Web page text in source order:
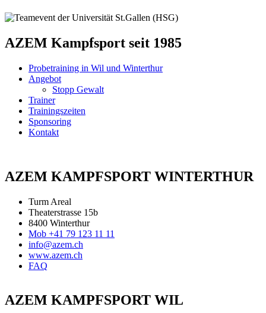
AZEM Kampfsport seit 1985
Probetraining in Wil und Winterthur
Angebot
Stopp Gewalt
Trainer
Trainingszeiten
Sponsoring
Kontakt
AZEM KAMPFSPORT WINTERTHUR
Turm Areal
Theaterstrasse 15b
8400 Winterthur
Mob +41 79 123 11 11
info@azem.ch
www.azem.ch
FAQ
AZEM KAMPFSPORT WIL